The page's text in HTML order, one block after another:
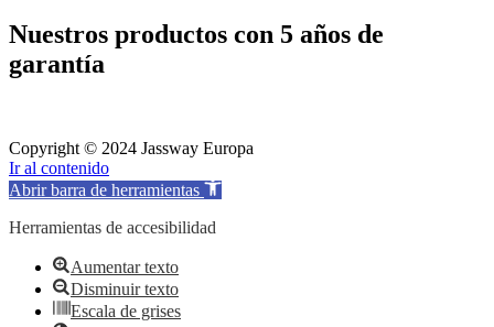
Nuestros productos con 5 años de
garantía
Copyright © 2024 Jassway Europa
Ir al contenido
Abrir barra de herramientas
Herramientas de accesibilidad
Aumentar texto
Disminuir texto
Escala de grises